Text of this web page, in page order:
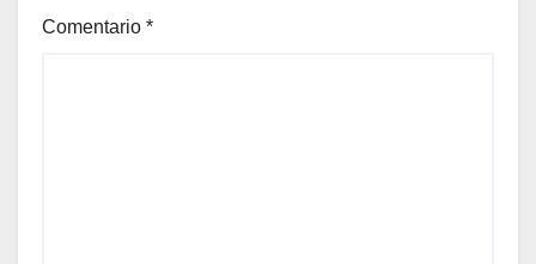
Comentario *